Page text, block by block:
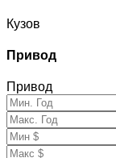
Кузов
Привод
Привод